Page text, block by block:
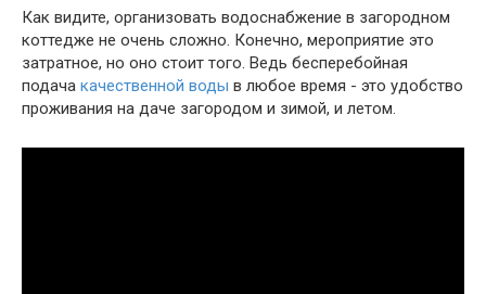
Как видите, организовать водоснабжение в загородном
коттедже не очень сложно. Конечно, мероприятие это
затратное, но оно стоит того. Ведь бесперебойная
подача качественной воды в любое время - это удобство
проживания на даче загородом и зимой, и летом.